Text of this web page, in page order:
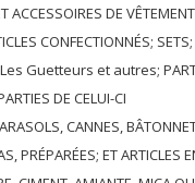
DE VÊTEMENTS;
SETS; VÊTEMENTS PORTÉS ET
Guetteurs et autres; PARTIES
DE CELUI-CI
BÂTONNETS, FOUETS, PLANTES DE
ARTICLES EN PLUME OU EN BAS; FLEURS ARTIFICIELLES;